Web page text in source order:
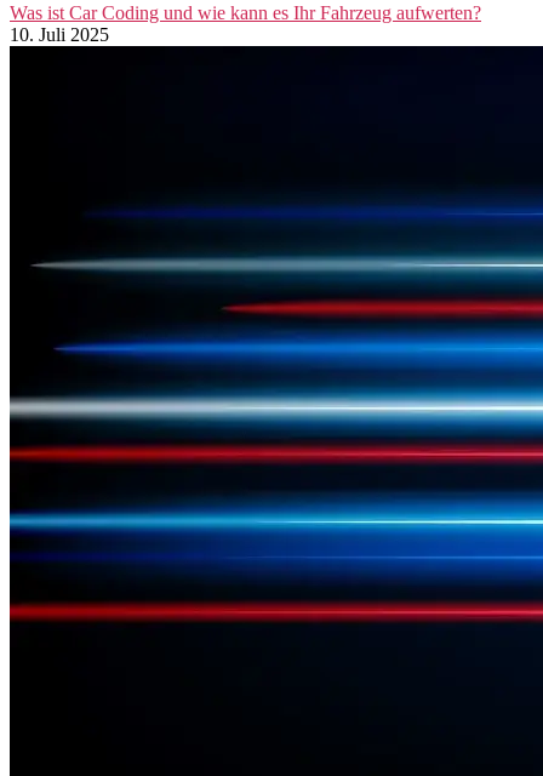
Was ist Car Coding und wie kann es Ihr Fahrzeug aufwerten?
10. Juli 2025